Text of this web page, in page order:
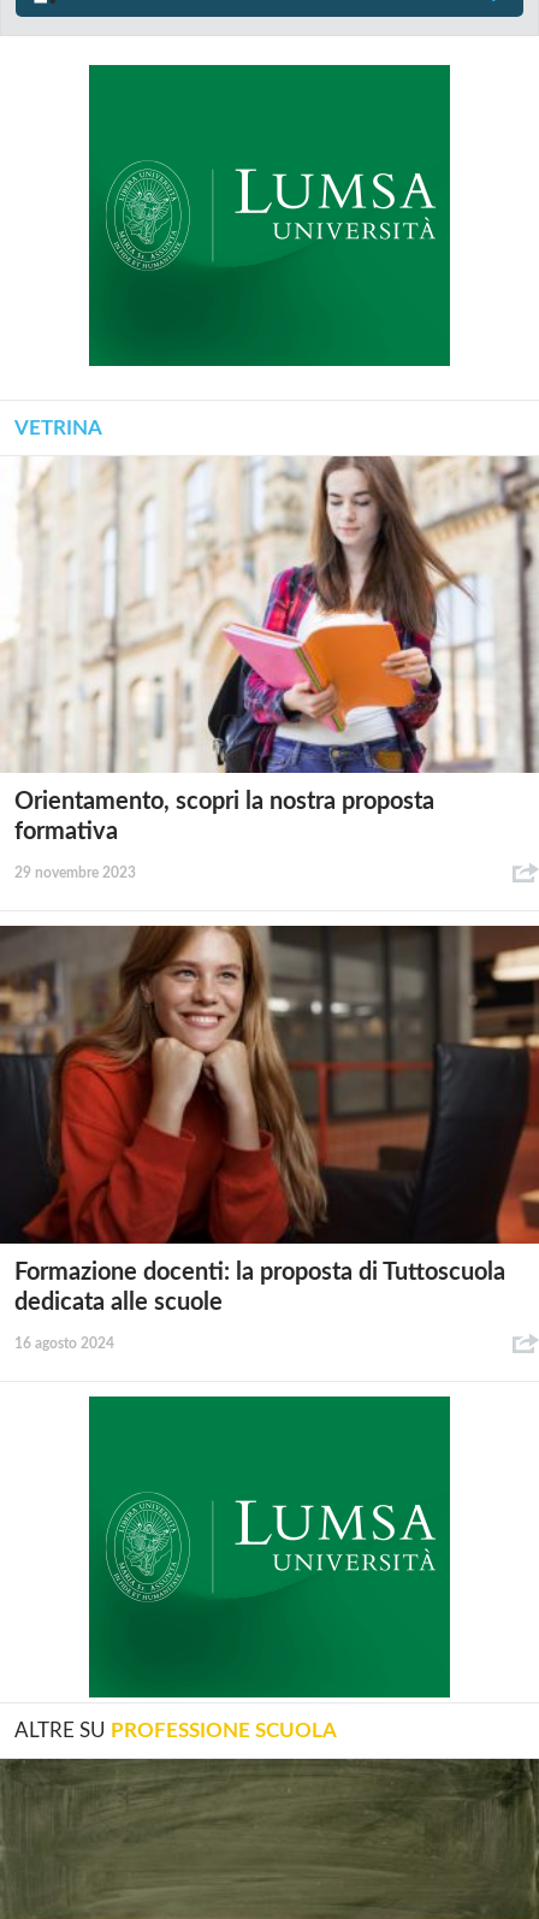
VETRINA
Orientamento, scopri la nostra proposta
formativa
29 novembre 2023
Formazione docenti: la proposta di Tuttoscuola
dedicata alle scuole
16 agosto 2024
ALTRE SU PROFESSIONE SCUOLA